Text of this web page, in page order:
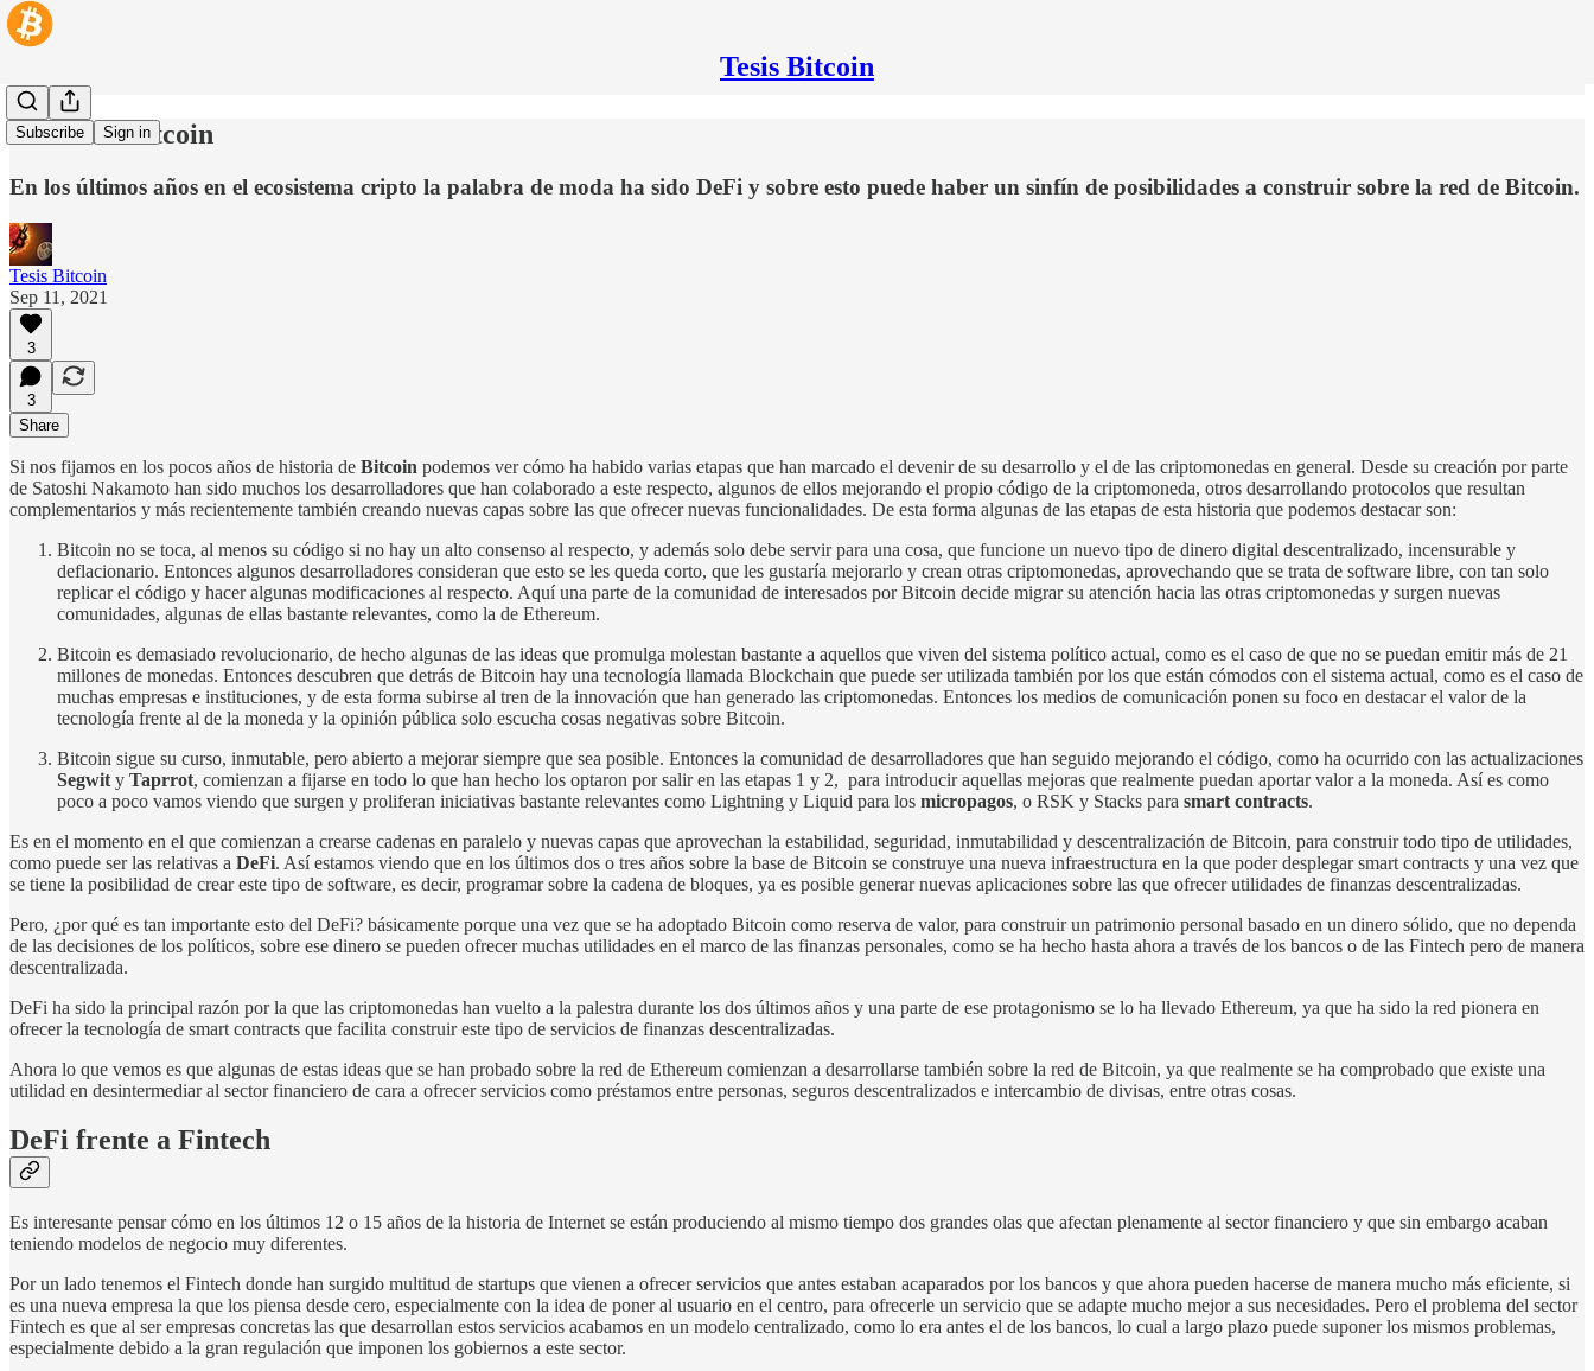
Tesis Bitcoin
Subscribe Sign in
DeFi con Bitcoin
En los últimos años en el ecosistema cripto la palabra de moda ha sido DeFi y sobre esto puede haber un sinfín de posibilidades a construir sobre la red de Bitcoin.
Tesis Bitcoin
Sep 11, 2021
3
3
Share
Si nos fijamos en los pocos años de historia de Bitcoin podemos ver cómo ha habido varias etapas que han marcado el devenir de su desarrollo y el de las criptomonedas en general. Desde su creación por parte
de Satoshi Nakamoto han sido muchos los desarrolladores que han colaborado a este respecto, algunos de ellos mejorando el propio código de la criptomoneda, otros desarrollando protocolos que resultan
complementarios y más recientemente también creando nuevas capas sobre las que ofrecer nuevas funcionalidades. De esta forma algunas de las etapas de esta historia que podemos destacar son:
Bitcoin no se toca, al menos su código si no hay un alto consenso al respecto, y además solo debe servir para una cosa, que funcione un nuevo tipo de dinero digital descentralizado, incensurable y
deflacionario. Entonces algunos desarrolladores consideran que esto se les queda corto, que les gustaría mejorarlo y crean otras criptomonedas, aprovechando que se trata de software libre, con tan solo
replicar el código y hacer algunas modificaciones al respecto. Aquí una parte de la comunidad de interesados por Bitcoin decide migrar su atención hacia las otras criptomonedas y surgen nuevas
comunidades, algunas de ellas bastante relevantes, como la de Ethereum.
Bitcoin es demasiado revolucionario, de hecho algunas de las ideas que promulga molestan bastante a aquellos que viven del sistema político actual, como es el caso de que no se puedan emitir más de 21
millones de monedas. Entonces descubren que detrás de Bitcoin hay una tecnología llamada Blockchain que puede ser utilizada también por los que están cómodos con el sistema actual, como es el caso de
muchas empresas e instituciones, y de esta forma subirse al tren de la innovación que han generado las criptomonedas. Entonces los medios de comunicación ponen su foco en destacar el valor de la
tecnología frente al de la moneda y la opinión pública solo escucha cosas negativas sobre Bitcoin.
Bitcoin sigue su curso, inmutable, pero abierto a mejorar siempre que sea posible. Entonces la comunidad de desarrolladores que han seguido mejorando el código, como ha ocurrido con las actualizaciones
Segwit y Taprrot, comienzan a fijarse en todo lo que han hecho los optaron por salir en las etapas 1 y 2, para introducir aquellas mejoras que realmente puedan aportar valor a la moneda. Así es como
poco a poco vamos viendo que surgen y proliferan iniciativas bastante relevantes como Lightning y Liquid para los micropagos, o RSK y Stacks para smart contracts.
Es en el momento en el que comienzan a crearse cadenas en paralelo y nuevas capas que aprovechan la estabilidad, seguridad, inmutabilidad y descentralización de Bitcoin, para construir todo tipo de utilidades,
como puede ser las relativas a DeFi. Así estamos viendo que en los últimos dos o tres años sobre la base de Bitcoin se construye una nueva infraestructura en la que poder desplegar smart contracts y una vez que
se tiene la posibilidad de crear este tipo de software, es decir, programar sobre la cadena de bloques, ya es posible generar nuevas aplicaciones sobre las que ofrecer utilidades de finanzas descentralizadas.
Pero, ¿por qué es tan importante esto del DeFi? básicamente porque una vez que se ha adoptado Bitcoin como reserva de valor, para construir un patrimonio personal basado en un dinero sólido, que no dependa
de las decisiones de los políticos, sobre ese dinero se pueden ofrecer muchas utilidades en el marco de las finanzas personales, como se ha hecho hasta ahora a través de los bancos o de las Fintech pero de manera
descentralizada.
DeFi ha sido la principal razón por la que las criptomonedas han vuelto a la palestra durante los dos últimos años y una parte de ese protagonismo se lo ha llevado Ethereum, ya que ha sido la red pionera en
ofrecer la tecnología de smart contracts que facilita construir este tipo de servicios de finanzas descentralizadas.
Ahora lo que vemos es que algunas de estas ideas que se han probado sobre la red de Ethereum comienzan a desarrollarse también sobre la red de Bitcoin, ya que realmente se ha comprobado que existe una
utilidad en desintermediar al sector financiero de cara a ofrecer servicios como préstamos entre personas, seguros descentralizados e intercambio de divisas, entre otras cosas.
DeFi frente a Fintech
Es interesante pensar cómo en los últimos 12 o 15 años de la historia de Internet se están produciendo al mismo tiempo dos grandes olas que afectan plenamente al sector financiero y que sin embargo acaban
teniendo modelos de negocio muy diferentes.
Por un lado tenemos el Fintech donde han surgido multitud de startups que vienen a ofrecer servicios que antes estaban acaparados por los bancos y que ahora pueden hacerse de manera mucho más eficiente, si
es una nueva empresa la que los piensa desde cero, especialmente con la idea de poner al usuario en el centro, para ofrecerle un servicio que se adapte mucho mejor a sus necesidades. Pero el problema del sector
Fintech es que al ser empresas concretas las que desarrollan estos servicios acabamos en un modelo centralizado, como lo era antes el de los bancos, lo cual a largo plazo puede suponer los mismos problemas,
especialmente debido a la gran regulación que imponen los gobiernos a este sector.